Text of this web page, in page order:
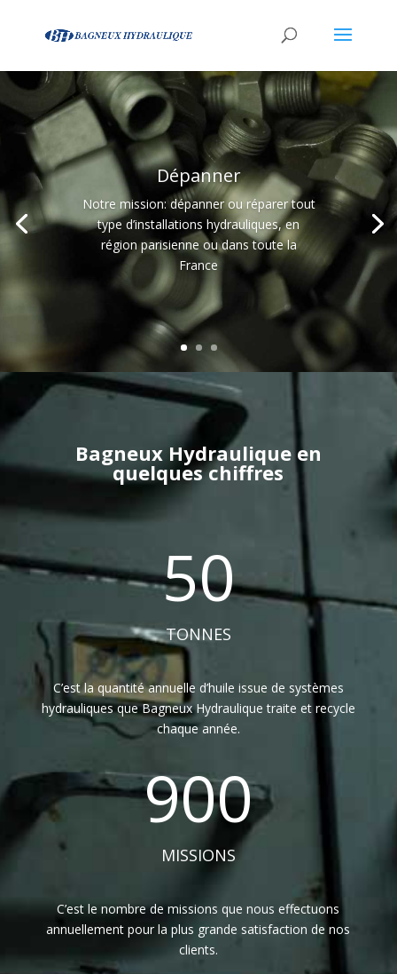
Dépanner
Notre mission: dépanner ou réparer tout
type d’installations hydrauliques, en
région parisienne ou dans toute la
France
Bagneux Hydraulique en
quelques chiffres
50
TONNES
C’est la quantité annuelle d’huile issue de systèmes
hydrauliques que Bagneux Hydraulique traite et recycle
chaque année.
900
MISSIONS
C’est le nombre de missions que nous effectuons
annuellement pour la plus grande satisfaction de nos
clients.